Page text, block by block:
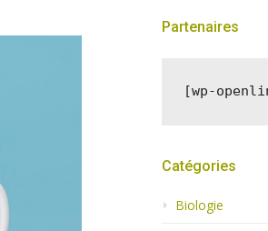
Partenaires
[wp-
Catégories
Biologie